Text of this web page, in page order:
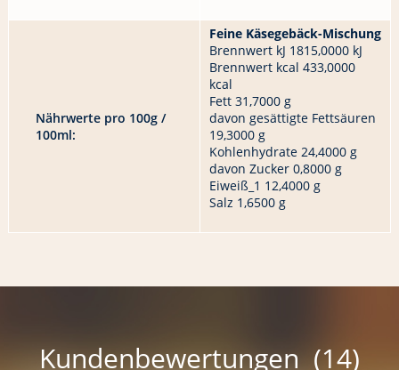
Nährwerte pro 100g /
100ml:
Feine Käsegebäck-Mischung
Brennwert kJ 1815,0000 kJ
Brennwert kcal 433,0000
kcal
Fett 31,7000 g
davon gesättigte Fettsäuren
19,3000 g
Kohlenhydrate 24,4000 g
davon Zucker 0,8000 g
Eiweiß_1 12,4000 g
Salz 1,6500 g
Kundenbewertungen (14)